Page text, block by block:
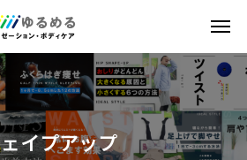
ェイプアップ